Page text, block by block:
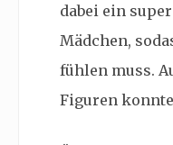
dabei ein
Mädchen,
fühlen muss.
Figuren